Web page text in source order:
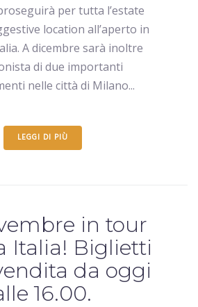
per tutta l’estate
location all’aperto in
A dicembre sarà inoltre
di due importanti
nelle città di Milano...
LEGGI DI PIÙ
in tour
Italia! Biglietti
da oggi
16.00.